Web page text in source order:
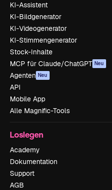
KI-Assistent
KI-Bildgenerator
KI-Videogenerator
KI-Stimmengenerator
Stock-Inhalte
MCP für Claude/ChatGPT Neu
Agenten Neu
API
Mobile App
Alle Magnific-Tools
Loslegen
Academy
Dokumentation
Support
AGB